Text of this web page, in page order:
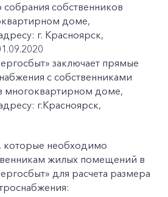
собственников
доме,
г. Красноярск,
заключает прямые
с собственниками
доме,
г.Красноярск,
которые необходимо
жилых помещений в
для расчета размера